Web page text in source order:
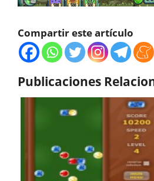
Compartir este artículo
Publicaciones